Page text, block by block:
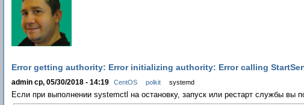
Error getting authority: Error initializing authority: Error calling
admin ср, 05/30/2018 - 14:19 CentOS polkit systemd
Если при выполнении systemctl на остановку, запуск или рестарт службы вы